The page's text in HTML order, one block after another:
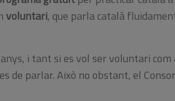
voluntari, que parla català
i tant si es vol ser voluntari
de parlar. Això no obstant, el